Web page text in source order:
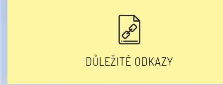
DŮLEŽITÉ ODKAZY